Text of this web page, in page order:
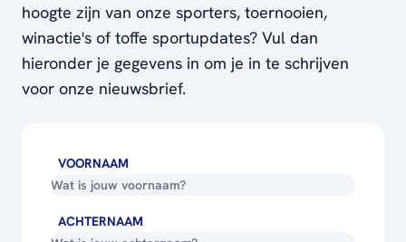
hoogte zijn van onze sporters, toernooien,
winactie's of toffe sportupdates? Vul dan
hieronder je gegevens in om je in te schrijven
voor onze nieuwsbrief.
VOORNAAM
ACHTERNAAM